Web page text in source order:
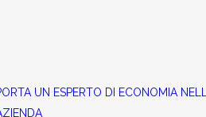
UN ESPERTO DI ECONOMIA